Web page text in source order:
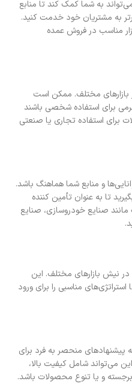
به شما کمک کند تا منابع
به مشتریان خود خدمت کنید.
مناسب در فروش عمده
بازارهای مختلف. ممکن است
برای استفاده شخصی باشند
برای استفاده تجاری یا صنعتی
و منابع شما هماهنگ باشد.
تا به عنوان تأمین کننده
صنایع خودروسازی، صنایع
نیش بازارهای مختلف. این
مناسبی را برای ورود
پیشنهادهای منحصر به فرد برای
می‌تواند شامل کیفیت بالا،
و یا تنوع محصولات باشد.